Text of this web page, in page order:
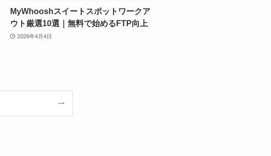
MyWhooshスイートスポットワークア
ウト厳選10選｜無料で始めるFTP向上
2026年4月4日